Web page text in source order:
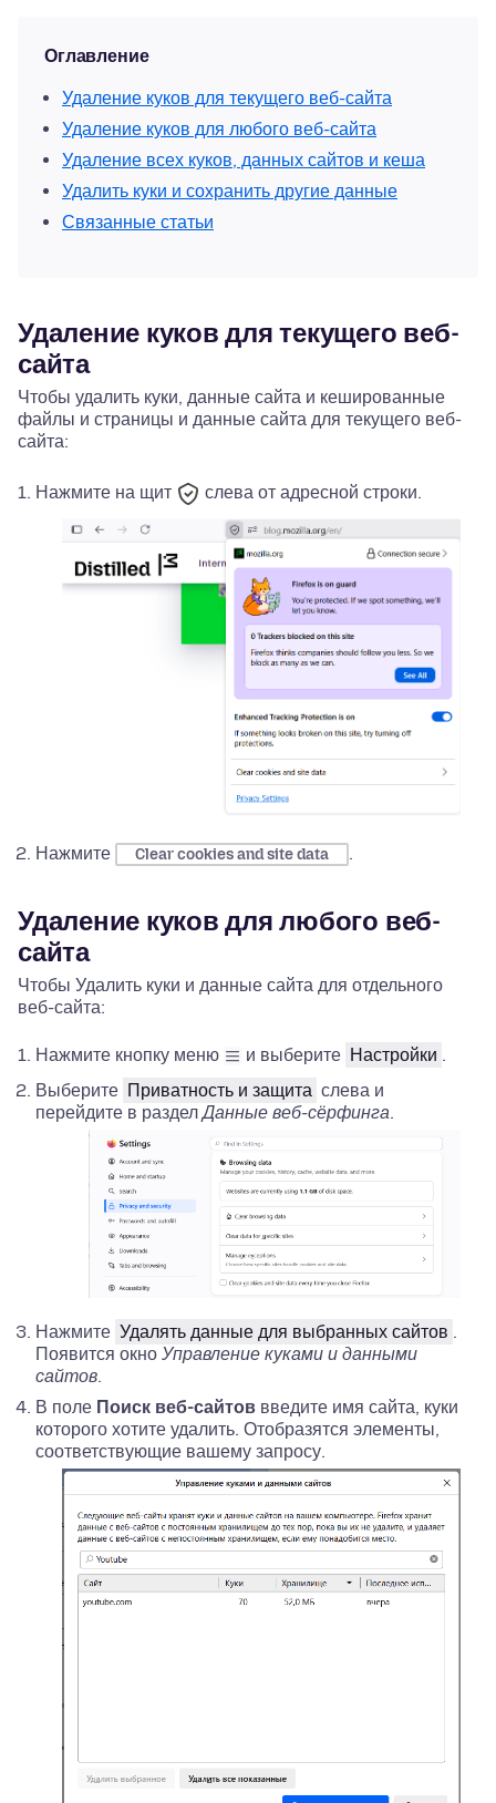
Оглавление
Удаление куков для текущего веб-сайта
Удаление куков для любого веб-сайта
Удаление всех куков, данных сайтов и кеша
Удалить куки и сохранить другие данные
Связанные статьи
Удаление куков для текущего веб-
сайта
Чтобы удалить куки, данные сайта и кешированные
файлы и страницы и данные сайта для текущего веб-
сайта:
Нажмите на щит слева от адресной строки.
Нажмите Clear cookies and site data .
Удаление куков для любого веб-
сайта
Чтобы Удалить куки и данные сайта для отдельного
веб-сайта:
Нажмите кнопку меню и выберите Настройки .
Выберите Приватность и защита слева и
перейдите в разделДанные веб-сёрфинга.
Нажмите Удалять данные для выбранных сайтов .
Появится окно Управление куками и данными
сайтов.
В поле Поиск веб-сайтов введите имя сайта, куки
которого хотите удалить. Отобразятся элементы,
соответствующие вашему запросу.